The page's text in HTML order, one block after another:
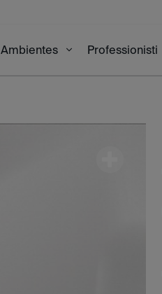
Ambientes Professionisti